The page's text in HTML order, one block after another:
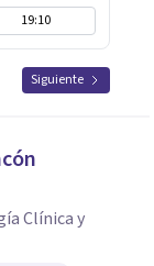
19:10
Siguiente
Clínica y